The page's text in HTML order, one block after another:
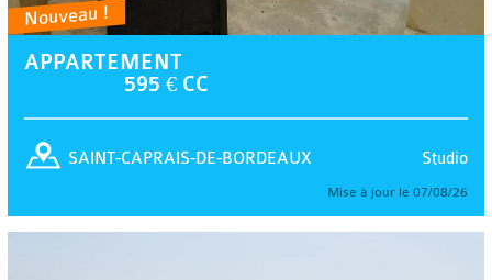
Nouveau !
APPARTEMENT
595 € CC
Studio
SAINT-CAPRAIS-DE-BORDEAUX
Mise à jour le 07/08/26